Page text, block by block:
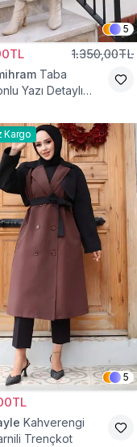
5
1.350,00TL
Taba
Yazı Detaylı
Kargo
5
Kahverengi
Trençkot